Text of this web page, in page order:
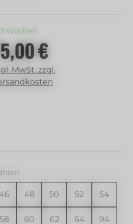
Wochen
Preis:
€
MwSt. zzgl.
48 50 52 54
58 60 62 64 94